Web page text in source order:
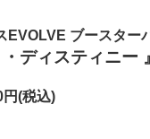
EVOLVE ブースター
ディスティニー 』
円(税込)